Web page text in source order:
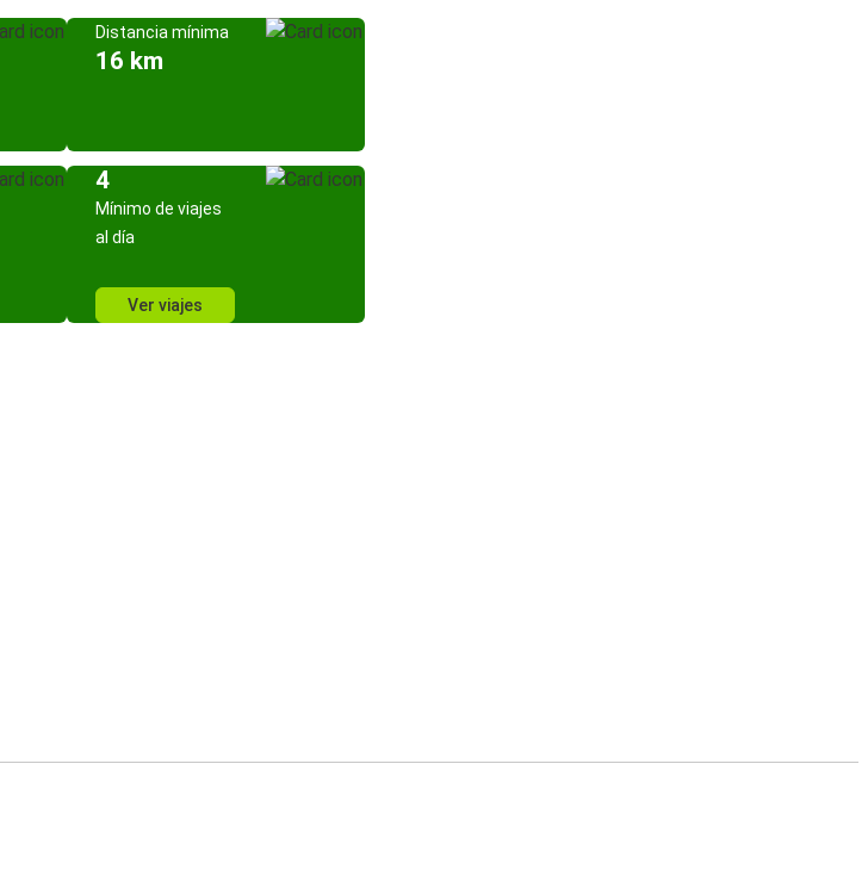
Distancia mínima
16 km
4
Mínimo de viajes
al día
Ver viajes